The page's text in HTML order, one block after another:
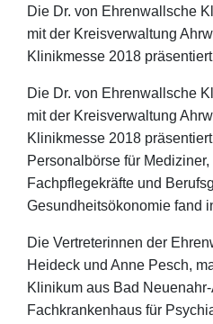
Die Dr. von Ehrenwallsche
mit der Kreisverwaltung
Klinikmesse 2018
Die Dr. von Ehrenwallsche
mit der Kreisverwaltung
Klinikmesse 2018
Personalbörse für
Fachpflegekräfte und
Gesundheitsökonomie fand
Die Vertreterinnen der
Heideck und Anne Pesch,
Klinikum aus Bad
Fachkrankenhaus für